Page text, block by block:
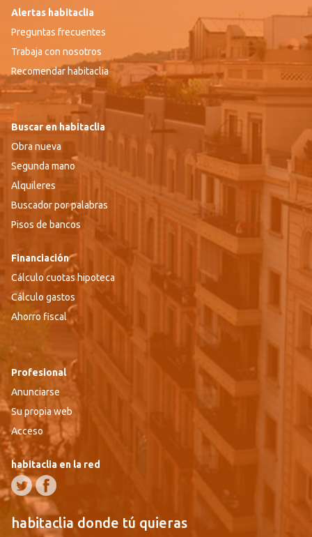
Alertas habitaclia
Preguntas frecuentes
Trabaja con nosotros
Recomendar habitaclia
Buscar en habitaclia
Obra nueva
Segunda mano
Alquileres
Buscador por palabras
Pisos de bancos
Financiación
Cálculo cuotas hipoteca
Cálculo gastos
Ahorro fiscal
Profesional
Anunciarse
Su propia web
Acceso
habitaclia en la red
habitaclia donde tú quieras